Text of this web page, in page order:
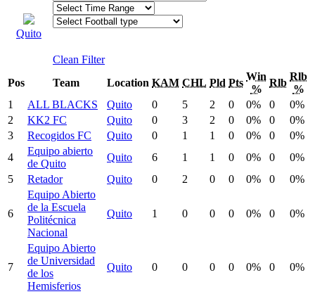
Quito
Clean Filter
Pos
Team Location KAM CHL Pld Pts
Win
%
Rlb
Rlb
%
1
ALL BLACKS Quito 0 5 2 0 0% 0
0%
2
KK2 FC Quito 0 3 2 0 0% 0
0%
3
Recogidos FC Quito 0 1 1 0 0% 0
0%
4
Equipo abierto
de Quito
Quito 6 1 1 0 0% 0
0%
5
Retador Quito 0 2 0 0 0% 0 0%
6
Equipo Abierto
de la Escuela
Politécnica
Nacional
Quito 1 0 0 0 0% 0 0%
7
Equipo Abierto
de Universidad
de los
Hemisferios
Quito 0 0 0 0 0% 0 0%